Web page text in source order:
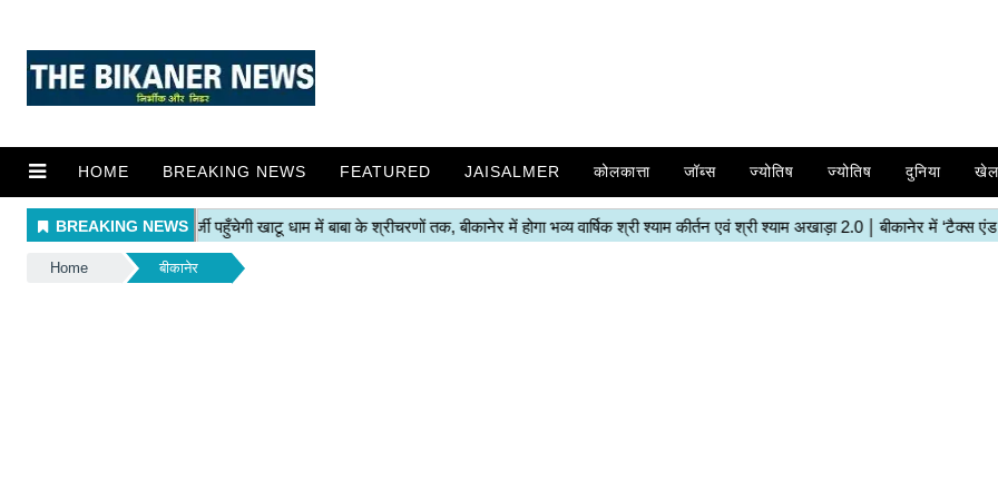
HOME BREAKING NEWS FEATURED JAISALMER कोलकात्ता जॉब्स ज्योतिष ज्योतिष दुनिया खेल
Home बीकानेर